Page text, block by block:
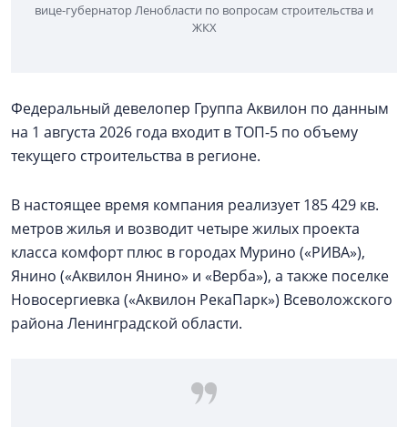
вице-губернатор Ленобласти по вопросам строительства и
ЖКХ
Федеральный девелопер Группа Аквилон по данным
на 1 августа 2026 года входит в ТОП-5 по объему
текущего строительства в регионе.
В настоящее время компания реализует 185 429 кв.
метров жилья и возводит четыре жилых проекта
класса комфорт плюс в городах Мурино («РИВА»),
Янино («Аквилон Янино» и «Верба»), а также поселке
Новосергиевка («Аквилон РекаПарк») Всеволожского
района Ленинградской области.